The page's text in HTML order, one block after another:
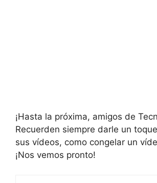
¡Hasta la próxima, amigos de
Recuerden siempre darle un
sus vídeos, como congelar un
¡Nos vemos pronto!